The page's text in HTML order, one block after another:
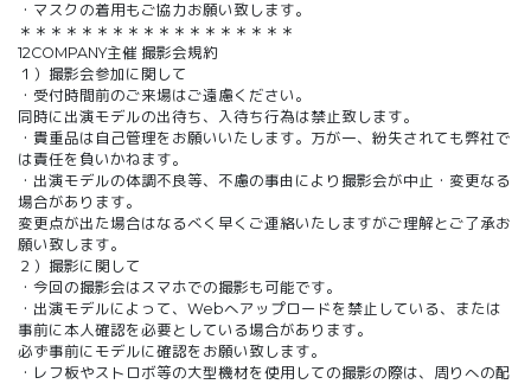
・マスクの着用もご協力お願い致します。
＊＊＊＊＊＊＊＊＊＊＊＊＊＊＊＊＊＊
12COMPANY主催 撮影会規約
１）撮影会参加に関して
・受付時間前のご来場はご遠慮ください。
同時に出演モデルの出待ち、入待ち行為は禁止致します。
・貴重品は自己管理をお願いいたします。万が一、紛失されても弊社で
は責任を負いかねます。
・出演モデルの体調不良等、不慮の事由により撮影会が中止・変更なる
場合があります。
変更点が出た場合はなるべく早くご連絡いたしますがご理解とご了承お
願い致します。
２）撮影に関して
・今回の撮影会はスマホでの撮影も可能です。
・出演モデルによって、Webへアップロードを禁止している、または
事前に本人確認を必要としている場合があります。
必ず事前にモデルに確認をお願い致します。
・レフ板やストロボ等の大型機材を使用しての撮影の際は、周りへの配